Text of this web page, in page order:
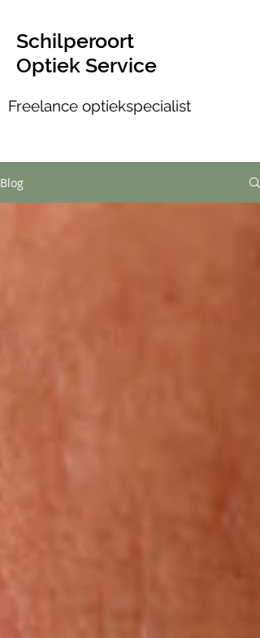
Schilperoort
Optiek Service
Freelance optiekspecialist
Blog